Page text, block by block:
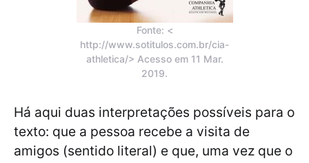
Fonte: <
http://www.sotitulos.com.br/cia-
athletica/> Acesso em 11 Mar.
2019.
Há aqui duas interpretações possíveis para o
texto: que a pessoa recebe a visita de
amigos (sentido literal) e que, uma vez que o